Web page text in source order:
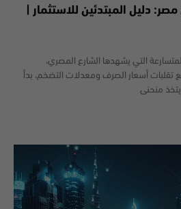
مصر: دليل المبتدئين للاستثمار |
التي يشهدها الشارع المصري،
تقلبات أسعار الصرف ومعدلات التضخم، بدأ
منحنى